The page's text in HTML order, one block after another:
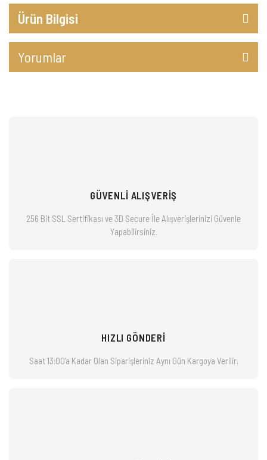
Ürün Bilgisi
Yorumlar
GÜVENLİ ALIŞVERİŞ
256 Bit SSL Sertifikası ve 3D Secure İle Alışverişlerinizi Güvenle
Yapabilirsiniz.
HIZLI GÖNDERİ
Saat 13:00’a Kadar Olan Siparişleriniz Aynı Gün Kargoya Verilir.